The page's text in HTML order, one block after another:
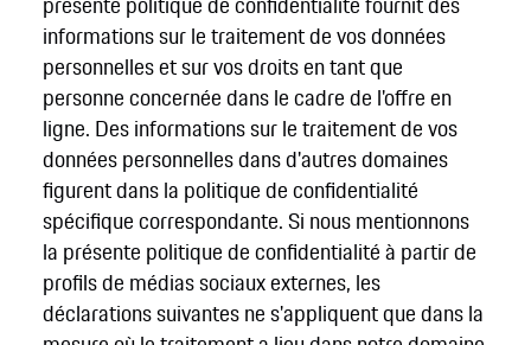
informations sur le traitement de vos données
personnelles et sur vos droits en tant que
personne concernée dans le cadre de l'offre en
ligne. Des informations sur le traitement de vos
données personnelles dans d'autres domaines
figurent dans la politique de confidentialité
spécifique correspondante. Si nous mentionnons
la présente politique de confidentialité à partir de
profils de médias sociaux externes, les
déclarations suivantes ne s'appliquent que dans la